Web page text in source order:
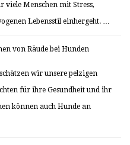
viele Menschen mit Stress,
Lebensstil einhergeht. …
von Räude bei Hunden
wir unsere pelzigen
für ihre Gesundheit und ihr
können auch Hunde an